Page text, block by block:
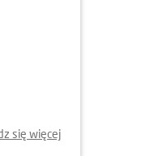
się więcej